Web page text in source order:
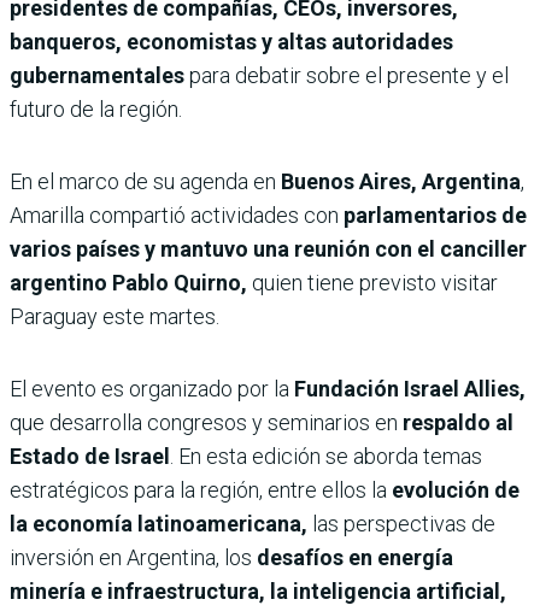
presidentes de compañías, CEOs, inversores,
banqueros, economistas y altas autoridades
gubernamentalespara debatir sobre el presente y el
futuro de la región.
En el marco de su agenda en Buenos Aires, Argentina,
Amarilla compartió actividades con parlamentarios de
varios países y mantuvo una reunión con el canciller
argentino Pablo Quirno, quien tiene previsto visitar
Paraguay este martes.
El evento es organizado por la Fundación Israel Allies,
que desarrolla congresos y seminarios en respaldo al
Estado de Israel
. En esta edición se aborda temas
estratégicos para la región, entre ellos la evolución de
la economía latinoamericana, las perspectivas de
inversión en Argentina, los desafíos en energía
minería e infraestructura, la inteligencia artificial,